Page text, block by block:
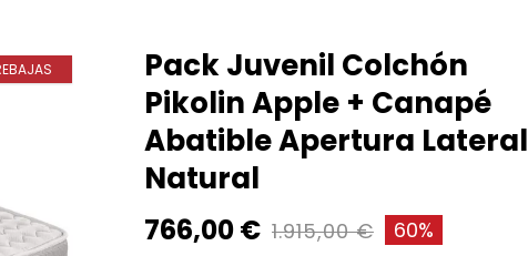
Pack Juvenil Colchón
Pikolin Apple + Canapé
Abatible Apertura Lateral
Natural
766,00 € 1.915,00 € 60%